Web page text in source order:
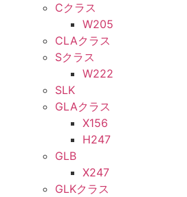
Cクラス
W205
CLAクラス
Sクラス
W222
SLK
GLAクラス
X156
H247
GLB
X247
GLKクラス